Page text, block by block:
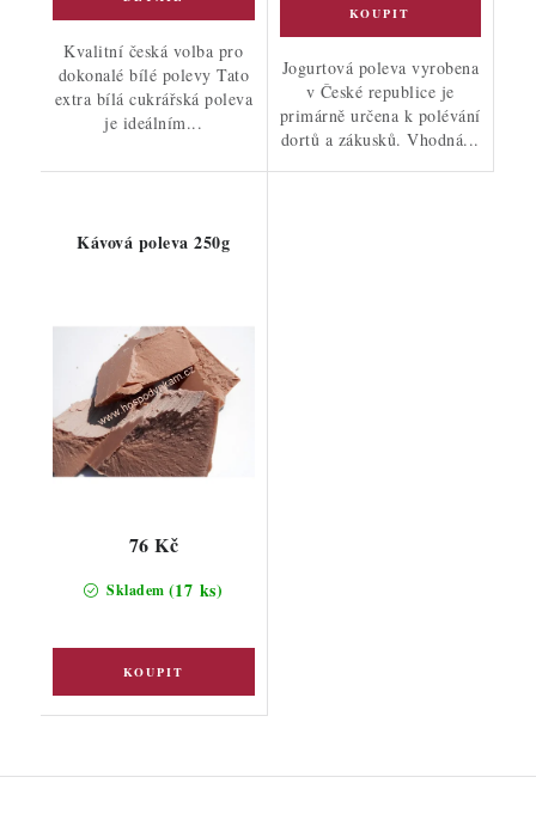
Kvalitní česká volba pro
dokonalé bílé polevy Tato
extra bílá cukrářská poleva
je ideálním...
Jogurtová poleva vyrobena
v České republice je
primárně určena k polévání
dortů a zákusků. Vhodná...
Kávová poleva 250g
Skladem (17 ks)
76 Kč